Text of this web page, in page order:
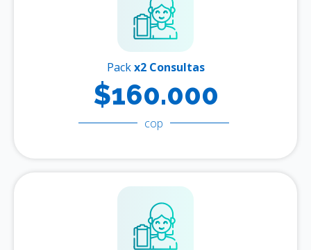
Packx2 Consultas
$160.000
cop